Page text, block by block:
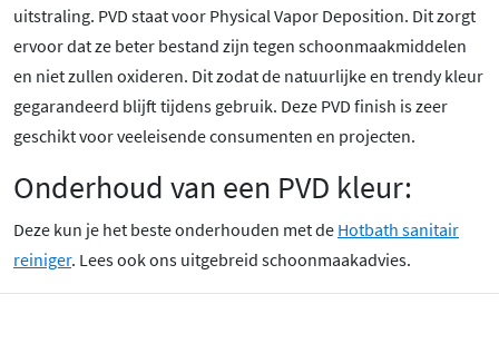
uitstraling. PVD staat voor Physical Vapor Deposition. Dit zorgt
ervoor dat ze beter bestand zijn tegen schoonmaakmiddelen
en niet zullen oxideren. Dit zodat de natuurlijke en trendy kleur
gegarandeerd blijft tijdens gebruik. Deze PVD finish is zeer
geschikt voor veeleisende consumenten en projecten.
Onderhoud van een PVD kleur:
Deze kun je het beste onderhouden met de Hotbath sanitair
reiniger. Lees ook ons uitgebreid schoonmaakadvies.